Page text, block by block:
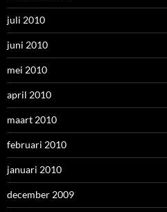
juli 2010
juni 2010
mei 2010
april 2010
maart 2010
februari 2010
januari 2010
december 2009